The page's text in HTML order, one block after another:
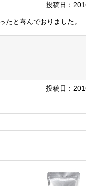
投稿日：
と喜んでおりました。
投稿日：